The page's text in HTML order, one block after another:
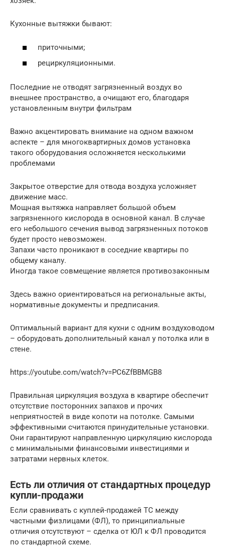
Кухонные вытяжки бывают:
приточными;
рециркуляционными.
Последние не отводят загрязненный воздух во
внешнее пространство, а очищают его, благодаря
установленным внутри фильтрам
Важно акцентировать внимание на одном важном
аспекте – для многоквартирных домов установка
такого оборудования осложняется несколькими
проблемами
Закрытое отверстие для отвода воздуха усложняет
движение масс.
Мощная вытяжка направляет большой объем
загрязненного кислорода в основной канал. В случае
его небольшого сечения вывод загрязненных потоков
будет просто невозможен.
Запахи часто проникают в соседние квартиры по
общему каналу.
Иногда такое совмещение является противозаконным
Здесь важно ориентироваться на региональные акты,
нормативные документы и предписания.
Оптимальный вариант для кухни с одним воздуховодом
– оборудовать дополнительный канал у потолка или в
стене.
https://youtube.com/watch?v=PC6ZfBBMGB8
Правильная циркуляция воздуха в квартире обеспечит
отсутствие посторонних запахов и прочих
неприятностей в виде копоти на потолке. Самыми
эффективными считаются принудительные установки.
Они гарантируют направленную циркуляцию кислорода
с минимальными финансовыми инвестициями и
затратами нервных клеток.
Есть ли отличия от стандартных процедур
купли-продажи
Если сравнивать с куплей-продажей ТС между
частными физлицами (ФЛ), то принципиальные
отличия отсутствуют – сделка от ЮЛ к ФЛ проводится
по стандартной схеме.